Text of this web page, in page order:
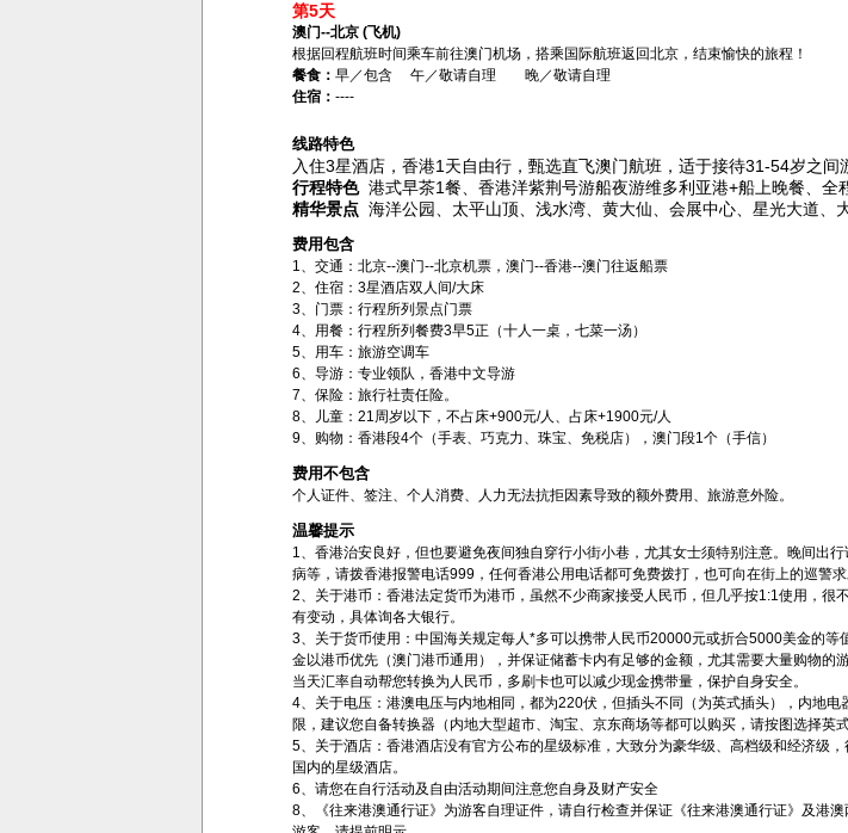
第5天
澳门--北京 (飞机)
根据回程航班时间乘车前往澳门机场，搭乘国际航班返回北京，结束愉快的旅程！
餐食：早／包含 午／敬请自理 晚／敬请自理
住宿：----
线路特色
入住3星酒店，香港1天自由行，甄选直飞澳门航班，适于接待31-54岁之
行程特色 港式早茶1餐、香港洋紫荆号游船夜游维多利亚港+船上晚餐、全
精华景点 海洋公园、太平山顶、浅水湾、黄大仙、会展中心、星光大道
费用包含
1、交通：北京--澳门--北京机票，澳门--香港--澳门往返船票
2、住宿：3星酒店双人间/大床
3、门票：行程所列景点门票
4、用餐：行程所列餐费3早5正 （十人一桌，七菜一汤）
5、用车：旅游空调车
6、导游：专业领队，香港中文导游
7、保险：旅行社责任险。
8、儿童：21周岁以下，不占床+900元/人、占床+1900元/人
9、购物：香港段4个（手表、巧克力、珠宝、免税店），澳门段1个（手信）
费用不包含
个人证件、签注、个人消费、人力无法抗拒因素导致的额外费用、旅游意外险。
温馨提示
1、香港治安良好，但也要避免夜间独自穿行小街小巷，尤其女士须特别注意。晚间出
病等，请拨香港报警电话999，任何香港公用电话都可免费拨打，也可向在街上的巡警求
2、关于港币：香港法定货币为港币，虽然不少商家接受人民币，但几乎按1:1使用，
有变动，具体询各大银行。
3、关于货币使用：中国海关规定每人*多可以携带人民币20000元或折合5000美金的
金以港币优先（澳门港币通用），并保证储蓄卡内有足够的金额，尤其需要大量购物
当天汇率自动帮您转换为人民币，多刷卡也可以减少现金携带量，保护自身安全。
4、关于电压：港澳电压与内地相同，都为220伏，但插头不同（为英式插头），内地
限，建议您自备转换器（内地大型超市、淘宝、京东商场等都可以购买，请按图选择英
5、关于酒店：香港酒店没有官方公布的星级标准，大致分为豪华级、高档级和经济级
国内的星级酒店。
6、请您在自行活动及自由活动期间注意您自身及财产安全
8、《往来港澳通行证》为游客自理证件，请自行检查并保证《往来港澳通行证》及港